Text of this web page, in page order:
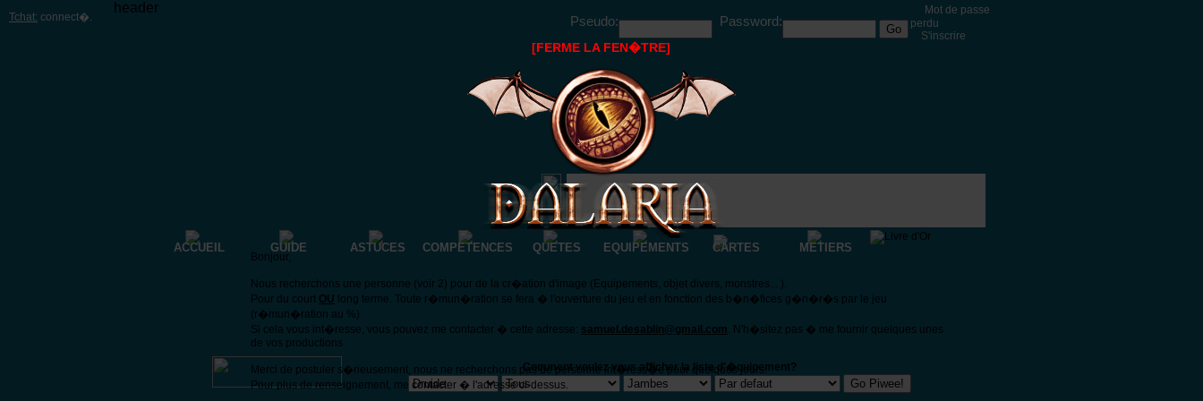
Tchat: connect�.
header
Pseudo:
Password:
Mot de passe
perdu
S'inscrire
ACCUEIL GUIDE ASTUCES COMPETENCES QUETES EQUIPEMENTS CARTES METIERS
Comment voulez vous afficher la liste d'�quipement?
[FERME LA FEN�TRE]
Bonjour,
Nous recherchons une personne (voir 2) pour de la cr�ation d'image (Equipements, objet divers, monstres... ).
Pour du court OU long terme. Toute r�mun�ration se fera � l'ouverture du jeu et en fonction des b�n�fices g�n�r�s par le jeu
(r�mun�ration au %)
Si cela vous int�resse, vous pouvez me contacter � cette adresse: samuel.desablin@gmail.com. N'h�sitez pas � me fournir quelques unes
de vos productions
Merci de postuler s�rieusement, nous ne recherchons pas de personne int�ress�e pour quelques jours.
Pour plus de renseignement, me contacter � l'adresse ci-dessus.